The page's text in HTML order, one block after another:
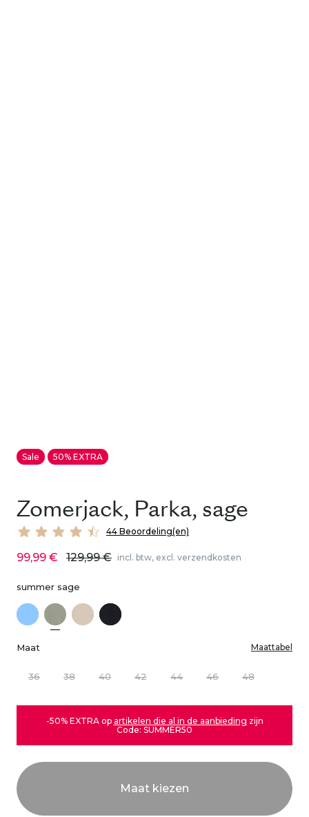
Sale 50% EXTRA
Zomerjack, Parka, sage
44 Beoordeling(en)
99,99 € 129,99 € incl. btw, excl. verzendkosten
summer sage
Maat Maattabel
36 38 40 42 44 46 48
-50% EXTRA op artikelen die al in de aanbieding zijn
Code: SUMMER50